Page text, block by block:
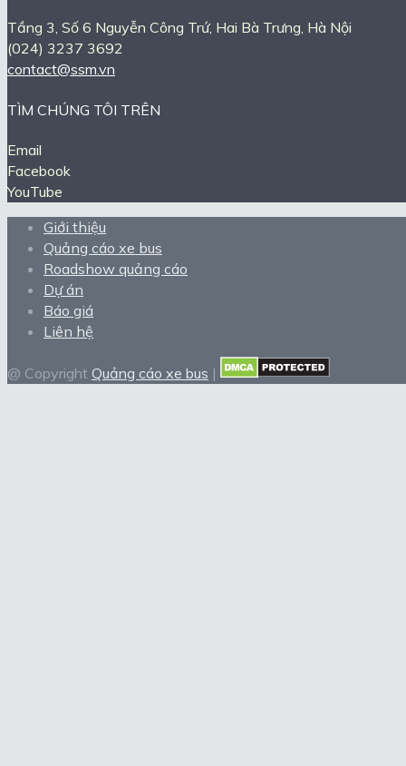
Tầng 3, Số 6 Nguyễn Công Trứ, Hai Bà Trưng, Hà Nội
(024) 3237 3692
contact@ssm.vn
TÌM CHÚNG TÔI TRÊN
Email
Facebook
YouTube
Giới thiệu
Quảng cáo xe bus
Roadshow quảng cáo
Dự án
Báo giá
Liên hệ
@ Copyright Quảng cáo xe bus |